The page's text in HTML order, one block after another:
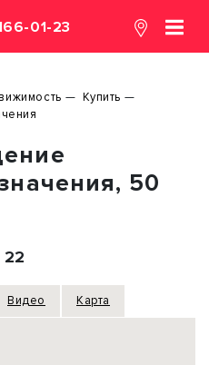
01-23
Купить
50
Видео Карта